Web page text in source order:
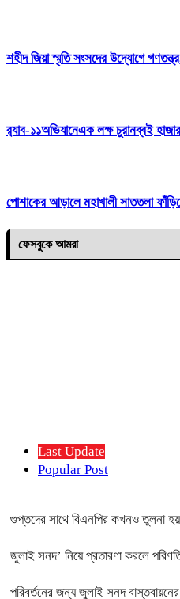
শহীদ জিয়া স্মৃতি সংসদের উদ্যোগে
র‌্যাব-১১অভিযানেএক লক্ষ চুরানব্বই
পোশাকের আড়ালে মহাখালী সাততলা
ফেসবুকে আমরা
Last Update
Popular Post
গুপ্তদের সাথে বিএনপির কখনও তুলনা
জুলাই সনদ’ নিয়ে প্রতারণা করলে
পরিবর্তনের জন্য জুলাই সনদ